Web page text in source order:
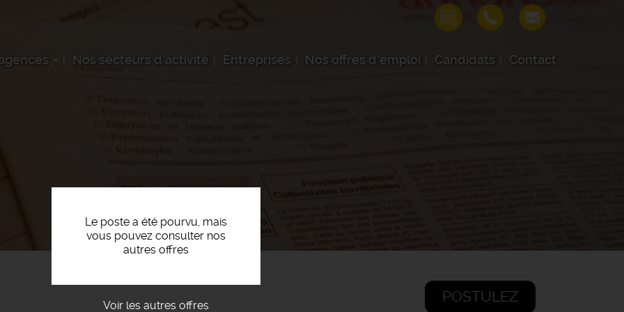
Nos secteurs d'activité Entreprises Nos offres d'emploi Candidats Contact
Le poste a été pourvu, mais
vous pouvez consulter nos
autres offres
Voir les autres offres
POSTULEZ